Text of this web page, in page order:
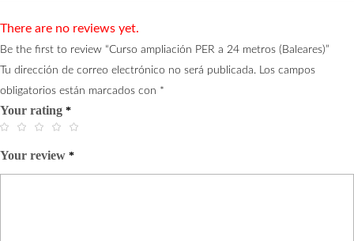
There are no reviews yet.
Be the first to review “Curso ampliación PER a 24 metros (Baleares)”
Tu dirección de correo electrónico no será publicada.
Los campos
obligatorios están marcados con *
Your rating *
Your review *